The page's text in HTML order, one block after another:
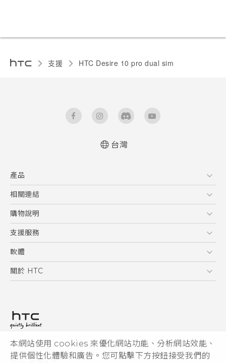
本網站使用 cookies 來優化網站功能、分析網站效能、
提供個性化體驗和廣告。您可點擊下方按鈕接受我們的
支援 HTC Desire 10 pro dual sim‎
台灣
產品
5G
智慧型手機
配件
相關連結
HTC Research
購物說明
購物須知
訂單管理
付款方式
支援服務
到府收送維修服務
服務中心資訊
客戶服務佈告欄
軟體
應用程式
HTC Sync Manager
關於 HTC
投資人
隱私權政策
© 2011-2026 HTC Corporation
HTC 法律文件